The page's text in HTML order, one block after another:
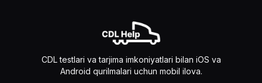
CDL testlari va tarjima imkoniyatlari bilan iOS va
Android qurilmalari uchun mobil ilova.